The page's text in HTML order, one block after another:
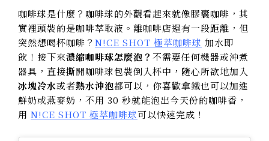
咖啡球是什麼？咖啡球的外觀看起來就像膠囊咖啡，其
實裡頭裝的是咖啡萃取液。離咖啡店還有一段距離，但
突然想喝杯咖啡？ N!CE SHOT 極萃咖啡球 加水即
飲！接下來濃縮咖啡球怎麼泡？ 不需要任何機器或沖煮
器具，直接撕開咖啡球包裝倒入杯中，隨心所欲地加入
冰塊冷水或者熱水沖泡都可以，你喜歡拿鐵也可以加進
鮮奶或燕麥奶，不用 30 秒就能泡出今天份的咖啡香，
用 N!CE SHOT 極萃咖啡球可以快速完成！